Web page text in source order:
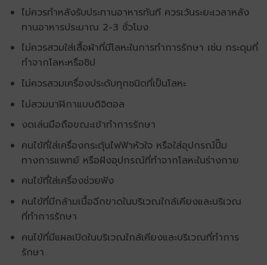
ไม่ควรทำหลังรับประทานอาหารทันที ควรเว้นระยะเวลาหลัง
ทานอาหารประมาณ 2-3 ชั่วโมง
ไม่ควรสวมใส่เสื้อผ้าที่มีโลหะในการทำการรักษา เช่น กระดุมที่
ทำจากโลหะหรือซิป
ไม่ควรสวมเครื่องประดับทุกชนิดที่เป็นโลหะ
ไม่สวมนาฬิกาแบบดิจิตอล
งดเล่นมือถือขณะเข้าทำการรักษา
คนไข้ที่ใส่เครื่องกระตุ้นไฟฟ้าหัวใจ หรือใส่อุปกรณ์ปั๊ม
ทางการแพทย์ หรือฝังอุปกรณ์ที่ทำจากโลหะในร่างกาย
คนไข้ที่ใส่เครื่องช่วยฟัง
คนไข้ที่มีกล้ามเนื้อฉีกขาดในบริเวณใกล้เคียงและบริเวณ
ที่ทำการรักษา
คนไข้ที่มีแผลเปิดในบริเวณใกล้เคียงและบริเวณที่ทำการ
รักษา